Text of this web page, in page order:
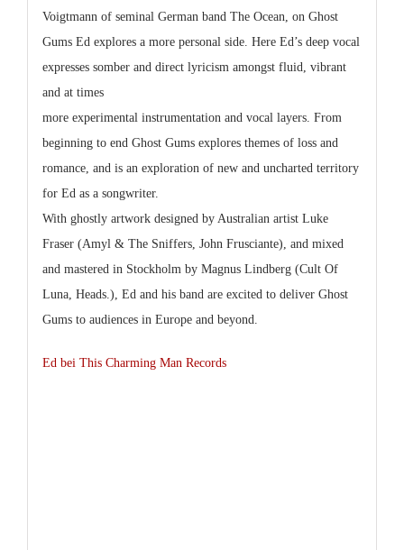
Voigtmann of seminal German band The Ocean, on Ghost
Gums Ed explores a more personal side. Here Ed’s deep vocal
expresses somber and direct lyricism amongst fluid, vibrant
and at times
more experimental instrumentation and vocal layers. From
beginning to end Ghost Gums explores themes of loss and
romance, and is an exploration of new and uncharted territory
for Ed as a songwriter.
With ghostly artwork designed by Australian artist Luke
Fraser (Amyl & The Sniffers, John Frusciante), and mixed
and mastered in Stockholm by Magnus Lindberg (Cult Of
Luna, Heads.), Ed and his band are excited to deliver Ghost
Gums to audiences in Europe and beyond.
Ed bei This Charming Man Records